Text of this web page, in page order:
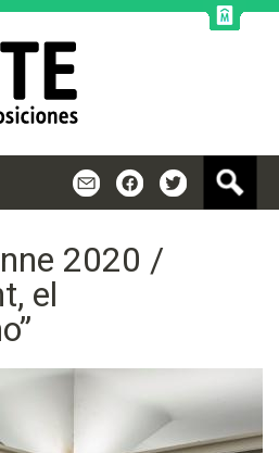
2020 /
el
s